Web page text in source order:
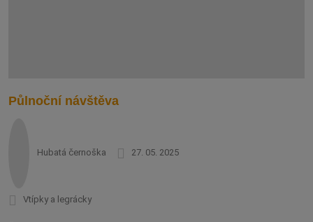
Půlnoční návštěva
Hubatá černoška 27. 05. 2025
Vtípky a legrácky